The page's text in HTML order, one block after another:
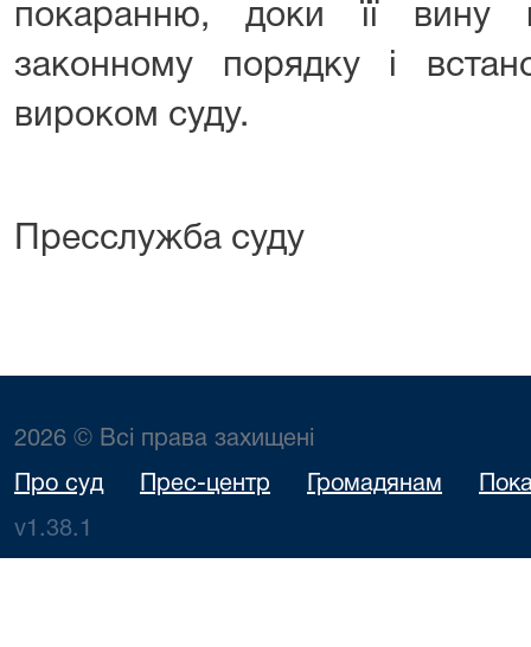
покаранню, доки її
законному порядку і
вироком суду.
Пресслужба суду
2026 © Всі права захищені
Про суд Прес-центр Громадянам
v1.38.1